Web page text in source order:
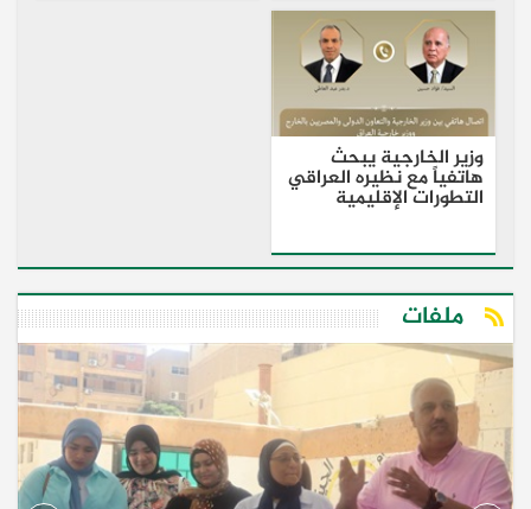
وزير الخارجية يبحث
هاتفياً مع نظيره العراقي
التطورات الإقليمية
ملفات